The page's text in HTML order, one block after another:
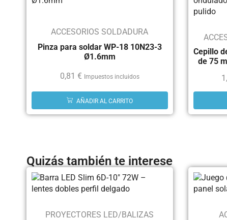
ACCESORIOS SOLDADURA
Pinza para soldar WP-18 10N23-3
Ø1.6mm
0,81 € Impuestos incluidos
AÑADIR AL CARRITO
Cepillo
de 75
Quizás también te interese
PROYECTORES LED/BALIZAS